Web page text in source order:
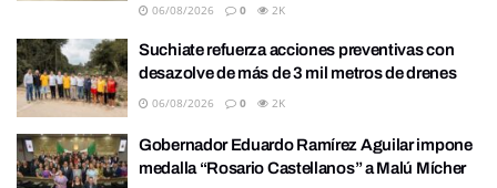
06/08/2026 0 2K
Suchiate refuerza acciones preventivas con
desazolve de más de 3 mil metros de drenes
06/08/2026 0 2K
Gobernador Eduardo Ramírez Aguilar impone
medalla “Rosario Castellanos” a Malú Mícher